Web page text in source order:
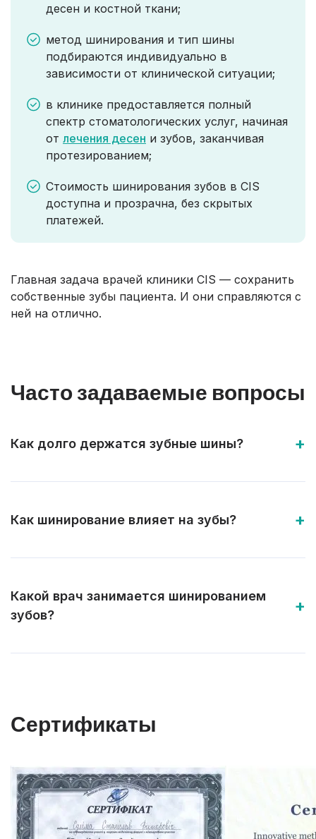
десен и костной ткани;
метод шинирования и тип шины
подбираются индивидуально в
зависимости от клинической ситуации;
в клинике предоставляется полный
спектр стоматологических услуг, начиная
от лечения десен и зубов, заканчивая
протезированием;
Стоимость шинирования зубов в CIS
доступна и прозрачна, без скрытых
платежей.
Главная задача врачей клиники CIS — сохранить
собственные зубы пациента. И они справляются с
ней на отлично.
Часто задаваемые вопросы
Как долго держатся зубные шины?
Как шинирование влияет на зубы?
Какой врач занимается шинированием
зубов?
Сертификаты